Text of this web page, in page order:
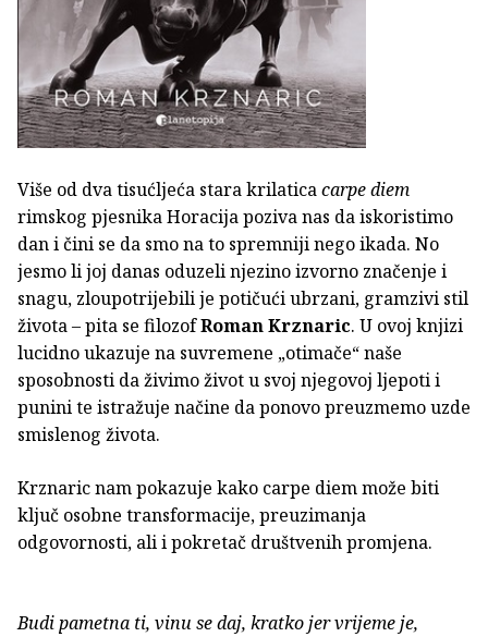
Više od dva tisućljeća stara krilaticacarpe diem
rimskog pjesnika Horacija poziva nas da iskoristimo
dan i čini se da smo na to spremniji nego ikada. No
jesmo li joj danas oduzeli njezino izvorno značenje i
snagu, zloupotrijebili je potičući ubrzani, gramzivi stil
života – pita se filozofRoman Krznaric. U ovoj knjizi
lucidno ukazuje na suvremene „otimače“ naše
sposobnosti da živimo život u svoj njegovoj ljepoti i
punini te istražuje načine da ponovo preuzmemo uzde
smislenog života.
Krznaric nam pokazuje kako carpe diem može biti
ključ osobne transformacije, preuzimanja
odgovornosti, ali i pokretač društvenih promjena.
Budi pametna ti, vinu se daj, kratko jer vrijeme je,